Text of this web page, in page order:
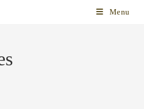
Menu